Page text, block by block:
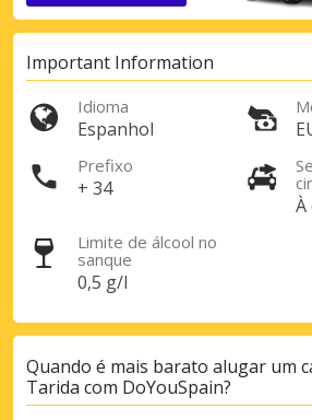
Important Information
Idioma
Espanhol
Prefixo
+ 34
À
Limite de álcool no
sanque
0,5 g/l
Quando é mais barato alugar um
Tarida com DoYouSpain?